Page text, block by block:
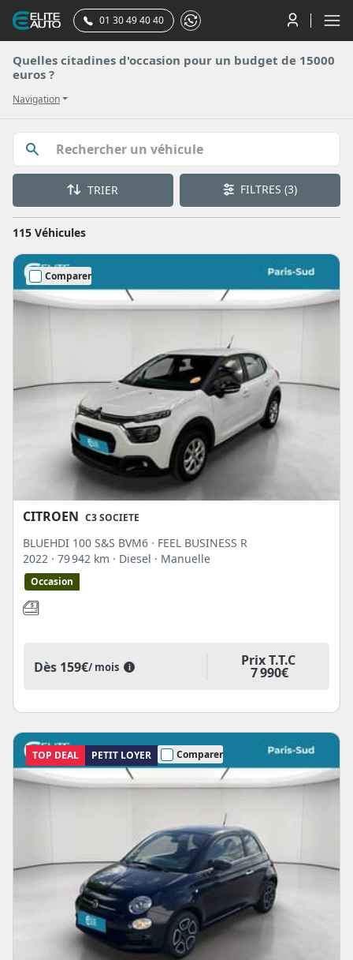
01 30 49 40 40
Quelles citadines d'occasion pour un budget de 15000
euros ?
Navigation
TRIER FILTRES(3)
115 Véhicules
Comparer
CITROEN C3 SOCIETE
BLUEHDI 100 S&S BVM6 · FEEL BUSINESS R
2022 · 79 942 km · Diesel · Manuelle
Occasion
Dès 159€/ mois i Prix T.T.C
7 990€
TOP DEAL PETIT LOYER Comparer